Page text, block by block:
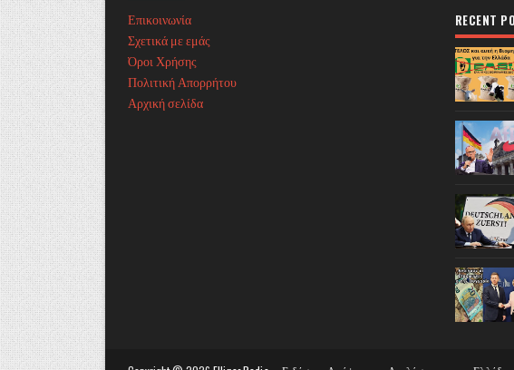
Επικοινωνία
Σχετικά με εμάς
Όροι Χρήσης
Πολιτική Απορρήτου
Αρχική σελίδα
RECENT